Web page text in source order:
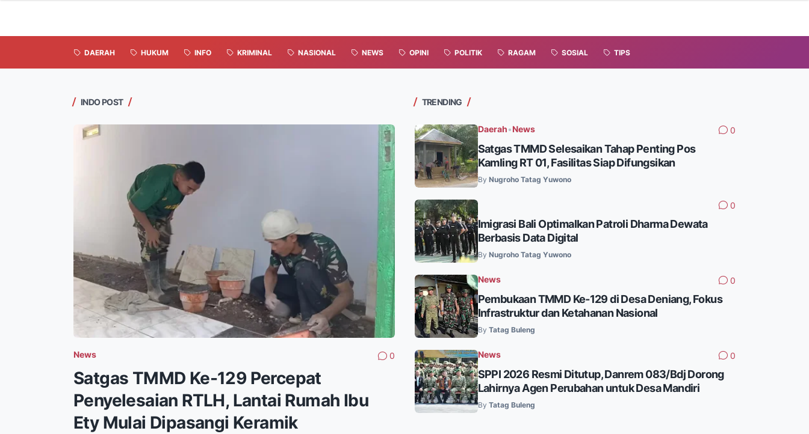
DAERAH HUKUM INFO KRIMINAL NASIONAL NEWS OPINI POLITIK RAGAM SOSIAL TIPS
INDO POST
News 0
Satgas TMMD Ke-129 Percepat
Penyelesaian RTLH, Lantai Rumah Ibu
Ety Mulai Dipasangi Keramik
TRENDING
Daerah•News 0
Satgas TMMD Selesaikan Tahap Penting Pos
Kamling RT 01, Fasilitas Siap Difungsikan
By Nugroho Tatag Yuwono
0
Imigrasi Bali Optimalkan Patroli Dharma Dewata
Berbasis Data Digital
By Nugroho Tatag Yuwono
News 0
Pembukaan TMMD Ke-129 di Desa Deniang, Fokus
Infrastruktur dan Ketahanan Nasional
By Tatag Buleng
News 0
SPPI 2026 Resmi Ditutup, Danrem 083/Bdj Dorong
Lahirnya Agen Perubahan untuk Desa Mandiri
By Tatag Buleng